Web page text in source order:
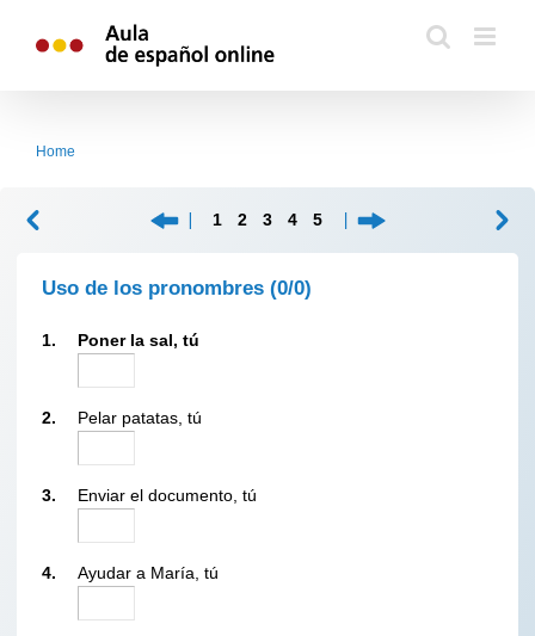
Home
1 2 3 4 5
Uso de los pronombres (0/0)
1. Poner la sal, tú
2. Pelar patatas, tú
3. Enviar el documento, tú
4. Ayudar a María, tú